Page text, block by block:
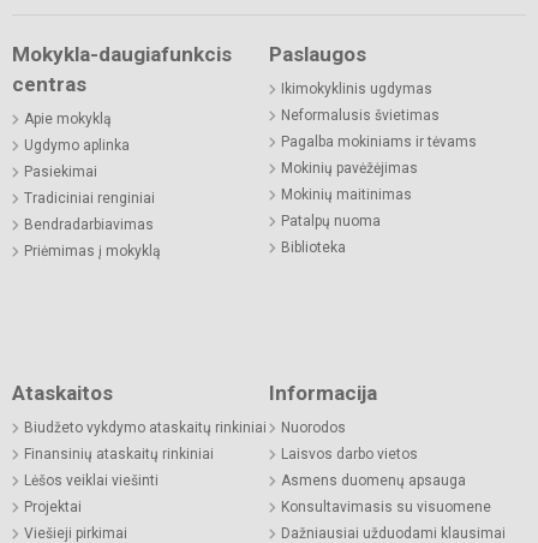
Mokykla-daugiafunkcis
centras
Apie mokyklą
Ugdymo aplinka
Pasiekimai
Tradiciniai renginiai
Bendradarbiavimas
Priėmimas į mokyklą
Paslaugos
Ikimokyklinis ugdymas
Neformalusis švietimas
Pagalba mokiniams ir tėvams
Mokinių pavėžėjimas
Mokinių maitinimas
Patalpų nuoma
Biblioteka
Ataskaitos
Biudžeto vykdymo ataskaitų rinkiniai
Finansinių ataskaitų rinkiniai
Lėšos veiklai viešinti
Projektai
Viešieji pirkimai
Informacija
Nuorodos
Laisvos darbo vietos
Asmens duomenų apsauga
Konsultavimasis su visuomene
Dažniausiai užduodami klausimai